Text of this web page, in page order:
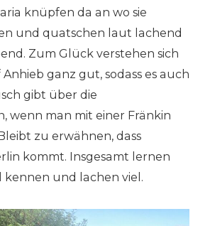
knüpfen da an wo sie
und quatschen laut lachend
Zum Glück verstehen sich
ganz gut, sodass es auch
gibt über die
wenn man mit einer Fränkin
zu erwähnen, dass
kommt. Insgesamt lernen
kennen und lachen viel.